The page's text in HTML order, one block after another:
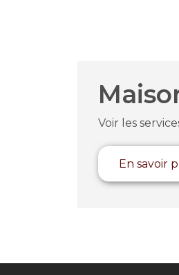
Voir les
En savoir